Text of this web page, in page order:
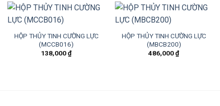
HỘP THỦY TINH CƯỜNG LỰC
(MCCB016)
138,000₫
HỘP THỦY TINH CƯỜNG LỰC
(MBCB200)
486,000₫